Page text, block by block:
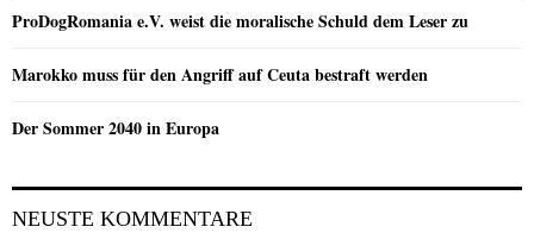
ProDogRomania e.V. weist die moralische Schuld dem Leser zu
Marokko muss für den Angriff auf Ceuta bestraft werden
Der Sommer 2040 in Europa
NEUSTE KOMMENTARE